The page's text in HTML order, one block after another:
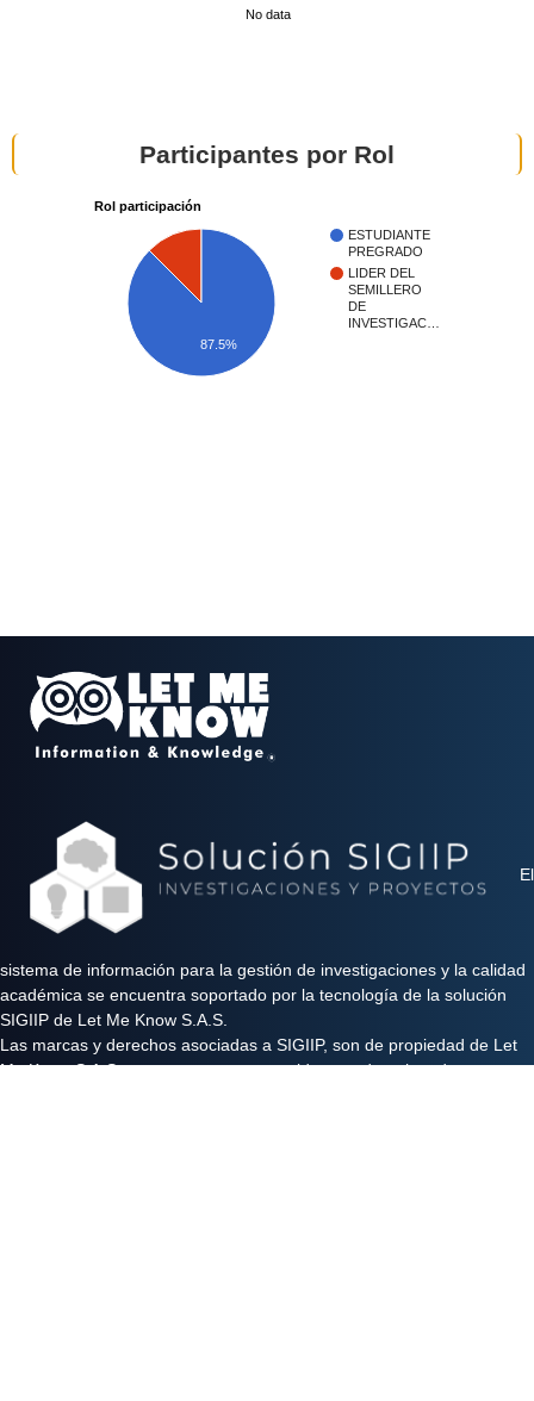
No data
Participantes por Rol
Rol participación
ESTUDIANTE
PREGRADO
LIDER DEL
SEMILLERO
DE
INVESTIGAC…
87.5%
El
sistema de información para la gestión de investigaciones y la calidad
académica se encuentra soportado por la tecnología de la solución
SIGIIP de Let Me Know S.A.S.
Las marcas y derechos asociadas a SIGIIP, son de propiedad de Let
Me Know S.A.S y se encuentran protegidos por derechos de autor e